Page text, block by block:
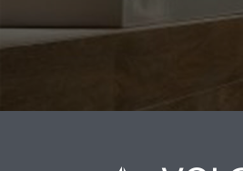
Arcana
Imola Ceramica